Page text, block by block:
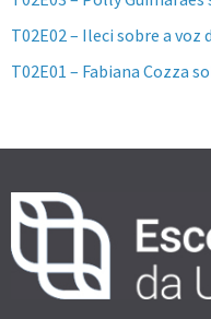
T02E02 – Ileci sobre a voz
T02E01 – Fabiana Cozza